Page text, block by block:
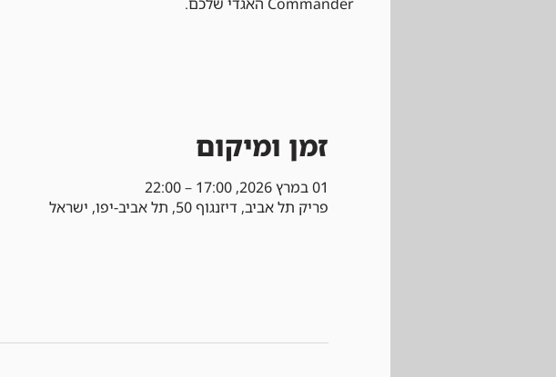
זמן ומיקום
01 במרץ 2026, 17:00 – 22:00
פריק תל אביב, דיזנגוף 50, תל אביב-יפו, ישראל